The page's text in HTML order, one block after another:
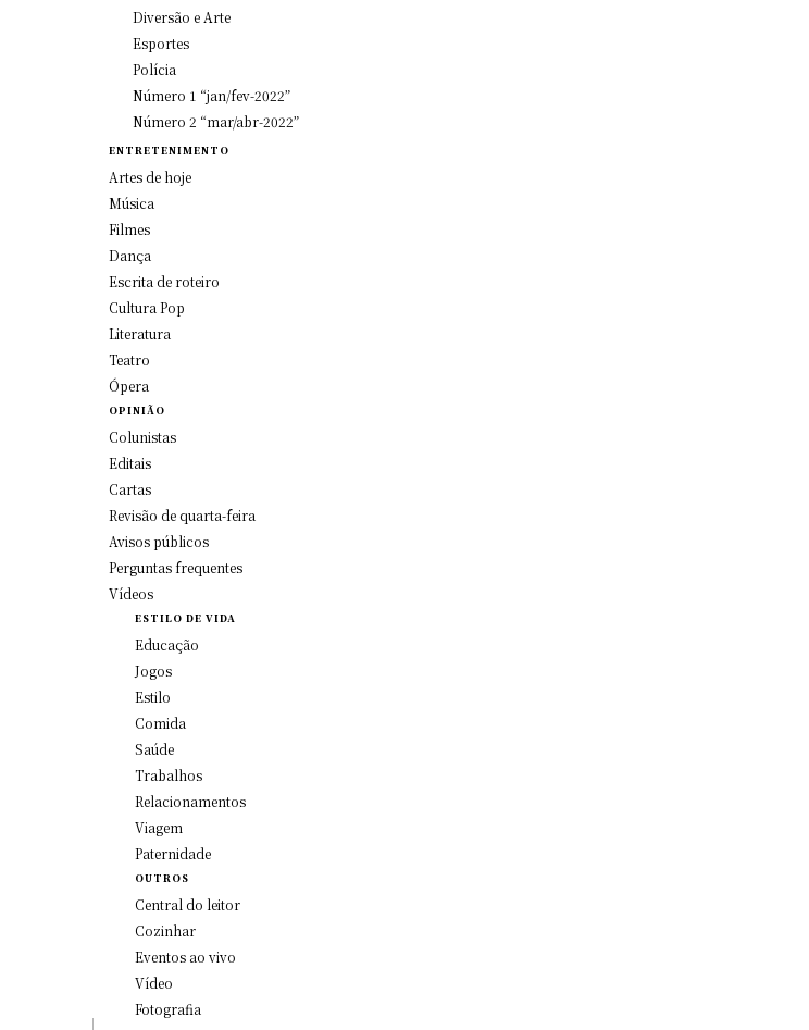
Diversão e Arte
Esportes
Polícia
Número 1 “jan/fev-2022”
Número 2 “mar/abr-2022”
ENTRETENIMENTO
Artes de hoje
Música
Filmes
Dança
Escrita de roteiro
Cultura Pop
Literatura
Teatro
Ópera
OPINIÃO
Colunistas
Editais
Cartas
Revisão de quarta-feira
Avisos públicos
Perguntas frequentes
Vídeos
ESTILO DE VIDA
Educação
Jogos
Estilo
Comida
Saúde
Trabalhos
Relacionamentos
Viagem
Paternidade
OUTROS
Central do leitor
Cozinhar
Eventos ao vivo
Vídeo
Fotografia